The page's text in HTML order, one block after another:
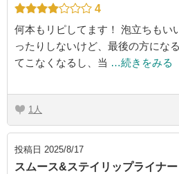
4
何本もリピしてます！ 泡立ちもい
ったりしないけど、最後の方にな
てこなくなるし、当 …続きをみる
1
投稿日 2025/8/17
スムース&ステイリップライナ